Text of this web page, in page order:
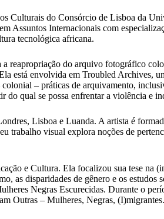
Culturais do Consórcio de Lisboa da
Assuntos Internacionais com
tecnológica africana.
reapropriação do arquivo fotográfico
está envolvida em Troubled Archives,
– práticas de arquivamento,
qual se possa enfrentar a violência e
Lisboa e Luanda. A artista é
visual explora noções de
e Cultura. Ela focalizou sua tese na
as disparidades de gênero e os
Negras Escurecidas. Durante o
Outras – Mulheres, Negras, (I)migrantes.